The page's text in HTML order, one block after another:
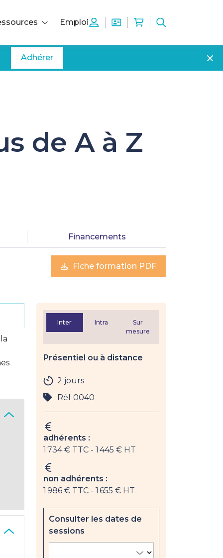
Emploi
Adhérer
de A à Z
Financements
Fiche formation PDF
Inter Intra
Sur
mesure
Présentiel ou à distance
2 jours
Réf 0040
adhérents :
1 734 € TTC - 1 445 € HT
non adhérents :
1 986 € TTC - 1 655 € HT
Consulter les dates de
sessions